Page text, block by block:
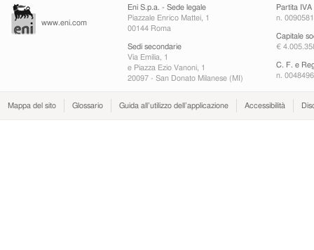
www.eni.com
Eni S.p.a. - Sede legale
Piazzale Enrico Mattei, 1
00144 Roma
Sedi secondarie
Via Emilia, 1
e Piazza Ezio Vanoni, 1
20097 - San Donato Milanese (MI)
Partita IVA
n.
Capitale
€
C. F. e
n.
Mappa del sito Glossario Guida all’utilizzo dell’applicazione Accessibilità